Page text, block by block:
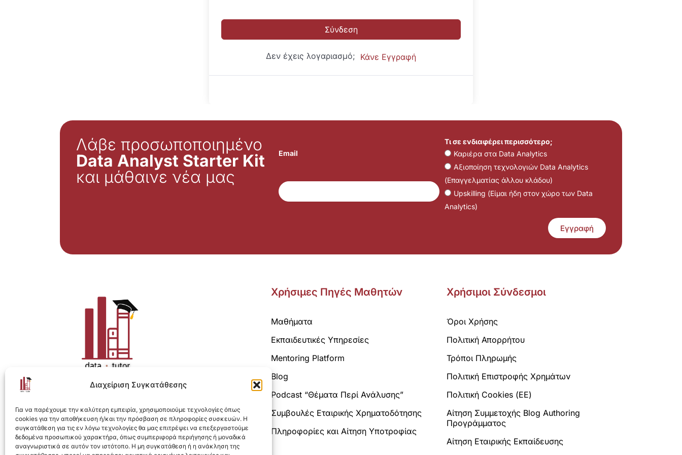
Διαχείριση Συγκατάθεσης
Για να παρέχουμε την καλύτερη εμπειρία, χρησιμοποιούμε τεχνολογίες όπως
cookies για την αποθήκευση ή/και την πρόσβαση σε πληροφορίες συσκευών. Η
συγκατάθεση για τις εν λόγω τεχνολογίες θα μας επιτρέψει να επεξεργαστούμε
δεδομένα προσωπικού χαρακτήρα, όπως συμπεριφορά περιήγησης ή μοναδικά
αναγνωριστικά σε αυτόν τον ιστότοπο. Η μη συγκατάθεση ή η ανάκληση της
Σύνδεση
Δεν έχεις λογαριασμό; Κάνε Εγγραφή
Λάβε προσωποποιημένο
Data Analyst Starter Kit
και μάθαινε νέα μας
Email
Τι σε ενδιαφέρει περισσότερο;
Καριέρα στα Data Analytics
Αξιοποίηση τεχνολογιών Data Analytics
(Επαγγελματίας άλλου κλάδου)
Upskilling (Είμαι ήδη στον χώρο των Data
Analytics)
Εγγραφή
Η ολοκληρωμένη e-learning λύση για Data Analytics.
Χρήσιμες Πηγές Μαθητών
Μαθήματα
Εκπαιδευτικές Υπηρεσίες
Mentoring Platform
Blog
Podcast “Θέματα Περί Ανάλυσης”
Συμβουλές Εταιρικής Χρηματοδότησης
Πληροφορίες και Αίτηση Υποτροφίας
Χρήσιμοι Σύνδεσμοι
Όροι Χρήσης
Πολιτική Απορρήτου
Τρόποι Πληρωμής
Πολιτική Επιστροφής Χρημάτων
Πολιτική Cookies (ΕΕ)
Αίτηση Συμμετοχής Blog Authoring
Προγράμματος
Αίτηση Εταιρικής Εκπαίδευσης